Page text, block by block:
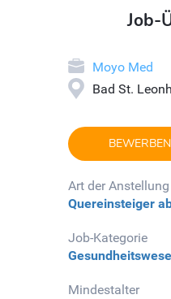
Job-
Moyo Med
Bad St.
BEWERBEN
Art der Anstellung
Quereinsteiger
Job-Kategorie
Mindestalter